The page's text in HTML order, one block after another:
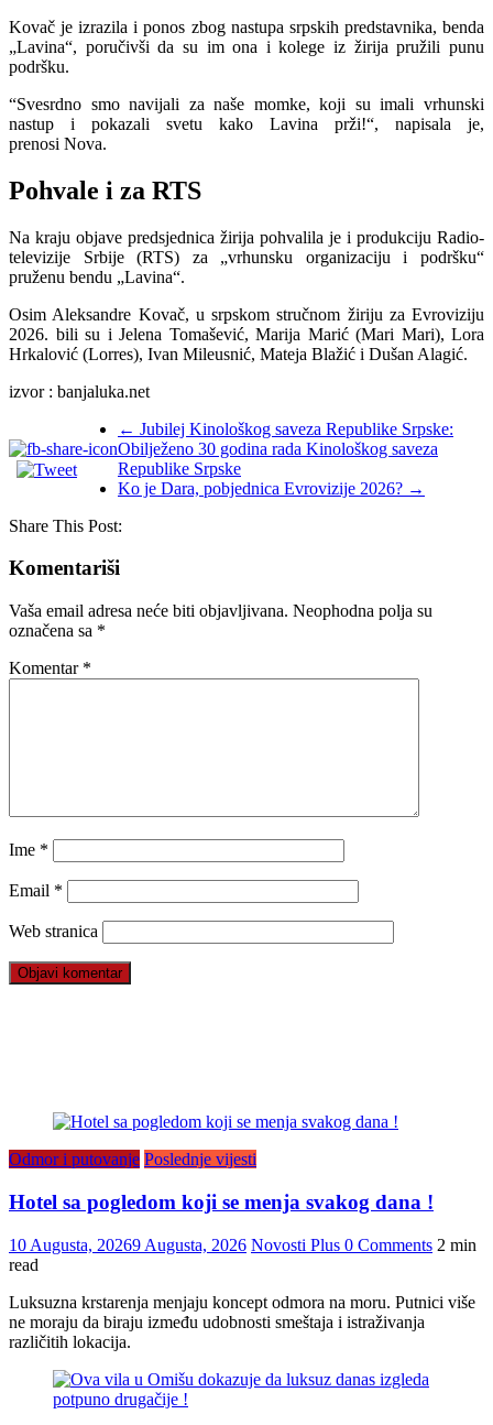
Kovač je izrazila i ponos zbog nastupa srpskih predstavnika, benda
„Lavina“, poručivši da su im ona i kolege iz žirija pružili punu
podršku.
“Svesrdno smo navijali za naše momke, koji su imali vrhunski
nastup i pokazali svetu kako Lavina prži!“, napisala je,
prenosi Nova.
Pohvale i za RTS
Na kraju objave predsjednica žirija pohvalila je i produkciju Radio-
televizije Srbije (RTS) za „vrhunsku organizaciju i podršku“
pruženu bendu „Lavina“.
Osim Aleksandre Kovač, u srpskom stručnom žiriju za Evroviziju
2026. bili su i Jelena Tomašević, Marija Marić (Mari Mari), Lora
Hrkalović (Lorres), Ivan Mileusnić, Mateja Blažić i Dušan Alagić.
izvor : banjaluka.net
← Jubilej Kinološkog saveza Republike Srpske:
Obilježeno 30 godina rada Kinološkog saveza
Republike Srpske
Ko je Dara, pobjednica Evrovizije 2026? →
Share This Post:
Komentariši
Vaša email adresa neće biti objavljivana. Neophodna polja su
označena sa *
Komentar *
Ime *
Email *
Web stranica
Odmor i putovanje Poslednje vijesti
Hotel sa pogledom koji se menja svakog dana !
10 Augusta, 20269 Augusta, 2026 Novosti Plus 0 Comments 2 min
read
Luksuzna krstarenja menjaju koncept odmora na moru. Putnici više
ne moraju da biraju između udobnosti smeštaja i istraživanja
različitih lokacija.